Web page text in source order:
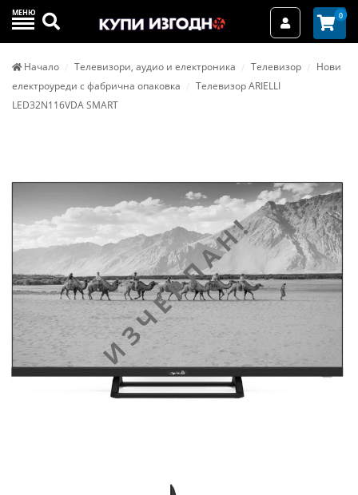
МЕНЮ Търси Вход / 0
Начало Телевизори, аудио и електроника Телевизор
Нови
електроуреди с фабрична опаковка
Телевизор ARIELLI
LED32N116VDA SMART